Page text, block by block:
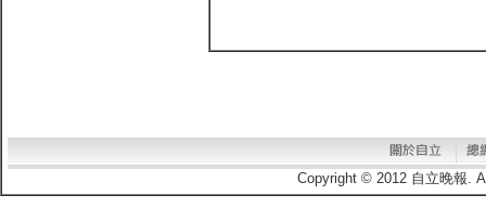
Copyright © 2012 自立晚報.